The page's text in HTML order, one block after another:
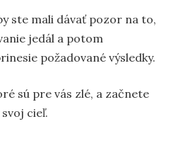
ste mali dávať pozor na to,
jedál a potom
požadované výsledky.
sú pre vás zlé, a začnete
cieľ.